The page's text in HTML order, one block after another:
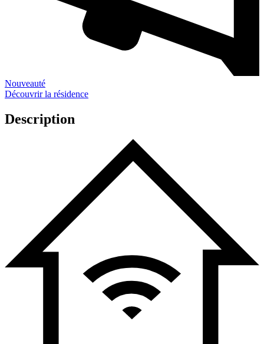
Nouveauté
Découvrir la résidence
Description